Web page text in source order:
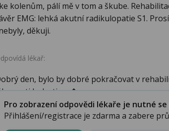
kolenům, pálí mě v tom a škube.
EMG: lehká akutní radikulopatie S1.
děkuji.
lékař:
den, bylo by dobré pokračovat v
proti bolesti a z�...
Pro zobrazení odpovědi lékaře je nutné
Přihlášení/registrace je zdarma a zabere